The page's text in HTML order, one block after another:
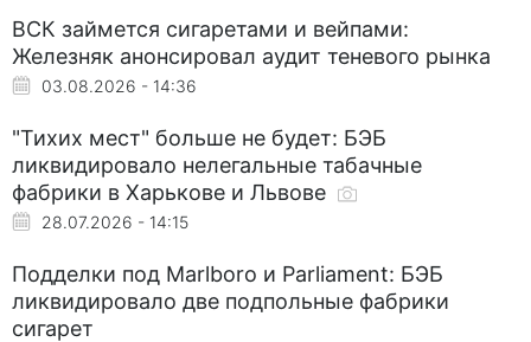
ВСК займется сигаретами и вейпами:
Железняк анонсировал аудит теневого рынка
03.08.2026 - 14:36
"Тихих мест" больше не будет: БЭБ
ликвидировало нелегальные табачные
фабрики в Харькове и Львове
28.07.2026 - 14:15
Подделки под Marlboro и Parliament: БЭБ
ликвидировало две подпольные фабрики
сигарет